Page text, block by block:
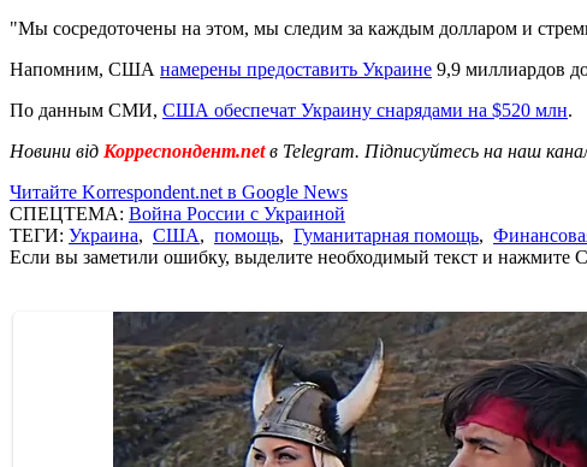
"Мы сосредоточены на этом, мы следим за каждым долларом и
Напомним, США намерены предоставить Украине 9,9 миллиардов
По данным СМИ, США обеспечат Украину снарядами на $520 млн.
Новини від Корреспондент.netв Telegram. Підписуйтесь на наш
Читайте Korrespondent.net в Google News
СПЕЦТЕМА: Война России с Украиной
ТЕГИ: Украина, США, помощь, Гуманитарная помощь,
Если вы заметили ошибку, выделите необходимый текст и нажмите